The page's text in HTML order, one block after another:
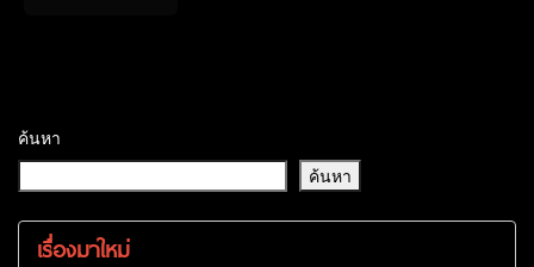
ค้นหา
ค้นหา
เรื่องมาใหม่